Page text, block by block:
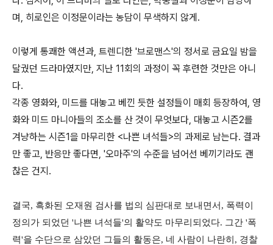
며, 히로인은 이정문이라는 농담이 무색하지 않게.
이렇게 통쾌한 액션과, 트렌디한 '브로맨스'의 정서로 금요일 밤을
달궜던 드라마였지만, 지난 11회의 과정이 꼭 후련한 것만은 아니
다.
각종 영화와, 미드를 대놓고 베낀 듯한 설정들이 매회 등장하여, 영
화와 미드 마니아들의 조소를 산 것이 무엇보다, 대놓고 시즌2를
겨냥하는 시즌1을 마무리한 <나쁜 녀석들>의 과제로 남는다. 결과
만 좋고, 반응만 좋다면, '오마주'의 수준을 넘어선 베끼기라도 괜
찮은 건지.
결국, 흑화된 오재원 검사를 법의 심판대로 보내면서, 폭력이
정의가 되었던 '나쁜 녀석들'의 활약도 마무리되었다. 그간 '폭
력'을 수단으로 삼았던 그들의 활동은, 네 사람이 나란히, 경찰